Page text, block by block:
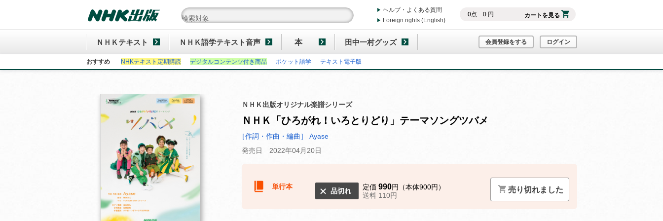
0点 0円 カートを見る
ヘルプ・よくある質問
Foreign rights (English)
ＮＨＫテキスト ＮＨＫ語学テキスト音声 本 田中一村グッズ 会員登録をする ログイン
おすすめ NHKテキスト定期購読 デジタルコンテンツ付き商品 ポケット語学 テキスト電子版
ＮＨＫ出版オリジナル楽譜シリーズ
ＮＨＫ「ひろがれ！いろとりどり」テーマソングツバメ
［作詞・作曲・編曲］ Ayase
発売日 2022年04月20日
単行本
品切れ 定価 990円（本体900円）
送料 110円
売り切れました